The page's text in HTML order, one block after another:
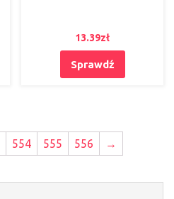
13.39zł
Sprawdź
554 555 556 →